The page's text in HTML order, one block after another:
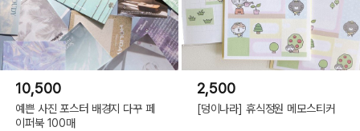
10,500
예쁜 사진 포스터 배경지 다꾸 페
이퍼북 100매
2,500
[덩이나라] 휴식정원 메모스티커